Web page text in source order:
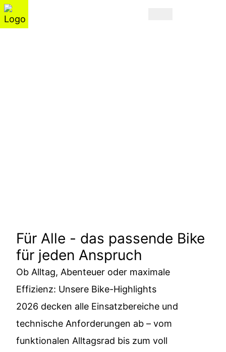
KETTLER BIKES
"MADE IN GERMANY"
Für Alle - das passende Bike
für jeden Anspruch
Ob Alltag, Abenteuer oder maximale
Effizienz: Unsere Bike-Highlights
2026 decken alle Einsatzbereiche und
technische Anforderungen ab – vom
funktionalen Alltagsrad bis zum voll